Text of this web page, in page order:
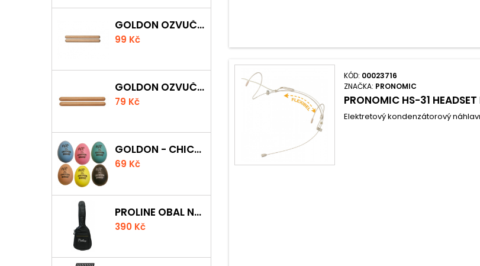
GOLDON OZVUČNÁ DŘÍVKA 18 X 200MM
99 Kč
GOLDON OZVUČNÁ DŘÍVKA 15 X 150MM
79 Kč
GOLDON - CHICKEN SHAKER
69 Kč
PROLINE OBAL NA AKUSTICKOU KYTARU S 5 MM POLSTROVÁNÍM
390 Kč
KÓD: 00023716
ZNAČKA: PRONOMIC
PRONOMIC HS-31
Elektretový kondenzátorový